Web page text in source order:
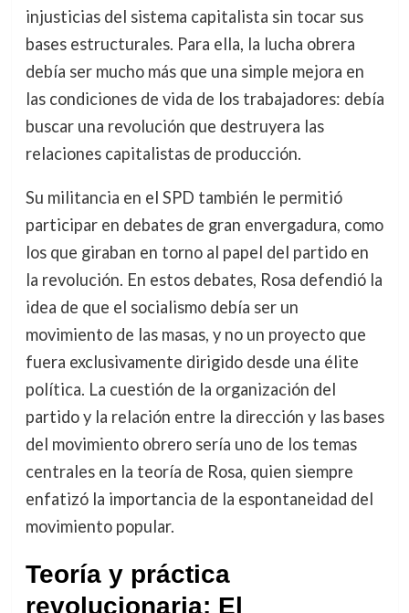
injusticias del sistema capitalista sin tocar sus
bases estructurales. Para ella, la lucha obrera
debía ser mucho más que una simple mejora en
las condiciones de vida de los trabajadores: debía
buscar una revolución que destruyera las
relaciones capitalistas de producción.
Su militancia en el SPD también le permitió
participar en debates de gran envergadura, como
los que giraban en torno al papel del partido en
la revolución. En estos debates, Rosa defendió la
idea de que el socialismo debía ser un
movimiento de las masas, y no un proyecto que
fuera exclusivamente dirigido desde una élite
política. La cuestión de la organización del
partido y la relación entre la dirección y las bases
del movimiento obrero sería uno de los temas
centrales en la teoría de Rosa, quien siempre
enfatizó la importancia de la espontaneidad del
movimiento popular.
Teoría y práctica
revolucionaria: El